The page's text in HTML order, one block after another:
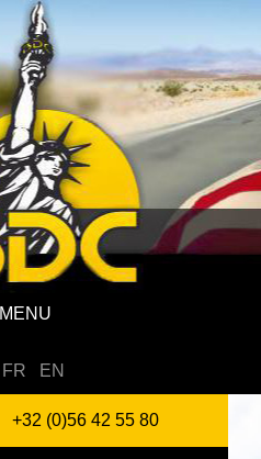
MENU
FR EN
+32 (0)56 42 55 80